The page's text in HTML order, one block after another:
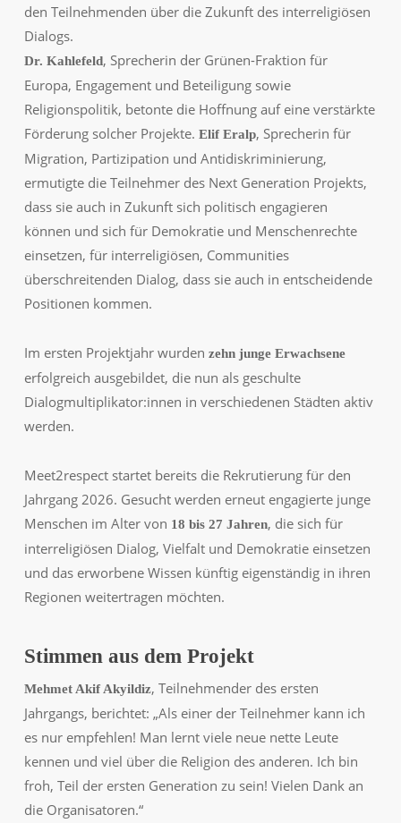
den Teilnehmenden über die Zukunft des interreligiösen
Dialogs.
Dr. Kahlefeld, Sprecherin der Grünen-Fraktion für
Europa, Engagement und Beteiligung sowie
Religionspolitik, betonte die Hoffnung auf eine verstärkte
Förderung solcher Projekte. Elif Eralp, Sprecherin für
Migration, Partizipation und Antidiskriminierung,
ermutigte die Teilnehmer des Next Generation Projekts,
dass sie auch in Zukunft sich politisch engagieren
können und sich für Demokratie und Menschenrechte
einsetzen, für interreligiösen, Communities
überschreitenden Dialog, dass sie auch in entscheidende
Positionen kommen.
Im ersten Projektjahr wurden zehn junge Erwachsene
erfolgreich ausgebildet, die nun als geschulte
Dialogmultiplikator:innen in verschiedenen Städten aktiv
werden.
Meet2respect startet bereits die Rekrutierung für den
Jahrgang 2026. Gesucht werden erneut engagierte junge
Menschen im Alter von 18 bis 27 Jahren, die sich für
interreligiösen Dialog, Vielfalt und Demokratie einsetzen
und das erworbene Wissen künftig eigenständig in ihren
Regionen weitertragen möchten.
Stimmen aus dem Projekt
Mehmet Akif Akyildiz, Teilnehmender des ersten
Jahrgangs, berichtet: „Als einer der Teilnehmer kann ich
es nur empfehlen! Man lernt viele neue nette Leute
kennen und viel über die Religion des anderen. Ich bin
froh, Teil der ersten Generation zu sein! Vielen Dank an
die Organisatoren.“